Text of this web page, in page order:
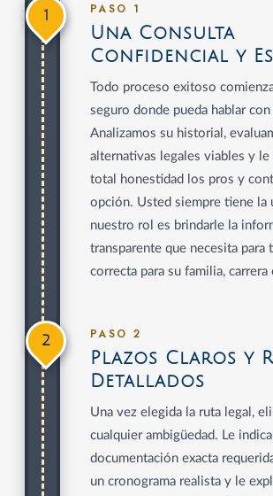
1 PASO 1
Una Consulta
Confidencial y
Todo proceso exitoso
seguro donde pueda hablar
Analizamos su historial,
alternativas legales viables y
total honestidad los pros y
opción. Usted siempre tiene la
nuestro rol es brindarle la
transparente que necesita para
correcta para su familia, carrera
2 PASO 2
Plazos Claros y
Detallados
Una vez elegida la ruta legal,
cualquier ambigüedad. Le
documentación exacta
un cronograma realista y le